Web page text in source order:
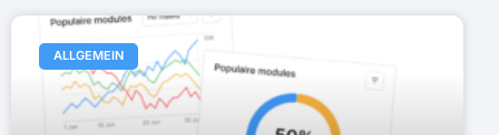
ALLGEMEIN